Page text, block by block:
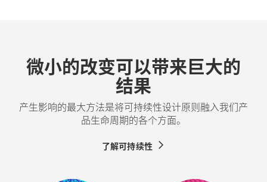
微小的改变可以带来巨大的
结果
产生影响的最大方法是将可持续性设计原则融入我们产
品生命周期的各个方面。
了解可持续性